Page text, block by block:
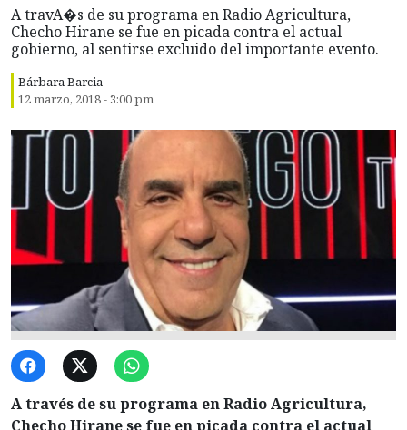
A travA�s de su programa en Radio Agricultura,
Checho Hirane se fue en picada contra el actual
gobierno, al sentirse excluido del importante evento.
Bárbara Barcia
12 marzo, 2018 - 3:00 pm
A través de su programa en Radio Agricultura,
Checho Hirane se fue en picada contra el actual